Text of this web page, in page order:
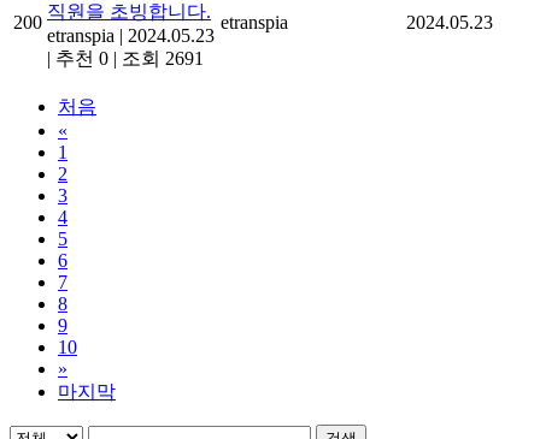
200
직원을 초빙합니다.
etranspia | 2024.05.23
| 추천 0 | 조회 2691
etranspia 2024.05.23
처음
«
1
2
3
4
5
6
7
8
9
10
»
마지막